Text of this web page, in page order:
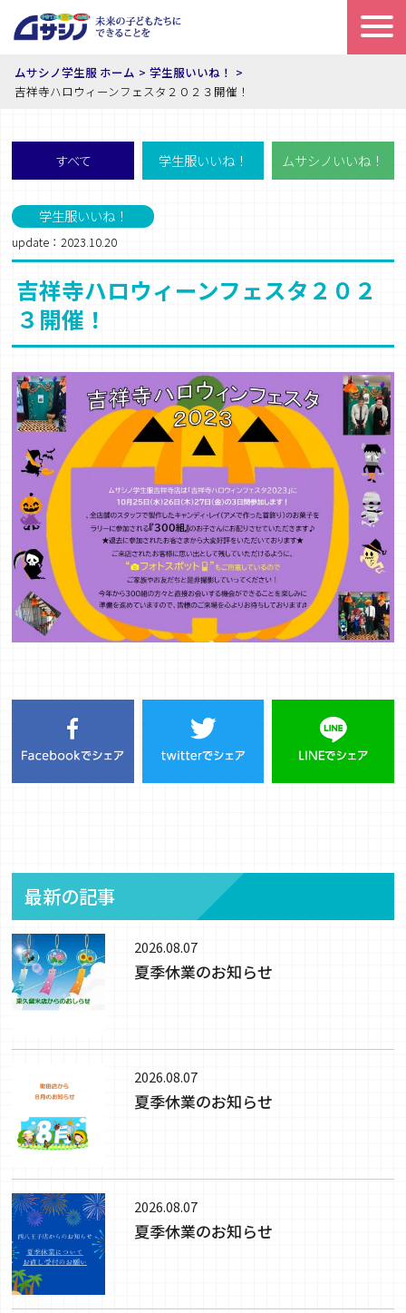
ムサシノ学生服 ホーム
学生服いいね！
吉祥寺ハロウィーンフェスタ２０２３開催！
すべて 学生服いいね！ ムサシノいいね！
学生服いいね！
update：2023.10.20
吉祥寺ハロウィーンフェスタ２０２
３開催！
最新の記事
2026.08.07
夏季休業のお知らせ
2026.08.07
夏季休業のお知らせ
2026.08.07
夏季休業のお知らせ